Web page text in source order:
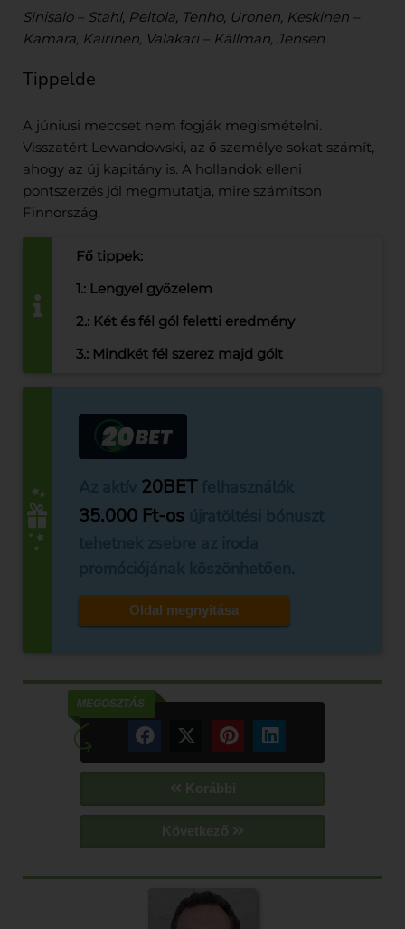
Sinisalo – Stahl, Peltola, Tenho, Uronen, Keskinen –
Kamara, Kairinen, Valakari – Källman, Jensen
Tippelde
A júniusi meccset nem fogják megismételni.
Visszatért Lewandowski, az ő személye sokat számít,
ahogy az új kapitány is. A hollandok elleni
pontszerzés jól megmutatja, mire számítson
Finnország.
Fő tippek:
1.: Lengyel győzelem
2.: Két és fél gól feletti eredmény
3.: Mindkét fél szerez majd gólt
20BETfelhasználók
35.000 Ft-os
Oldal megnyitása
MEGOSZTÁS
Korábbi
Következő